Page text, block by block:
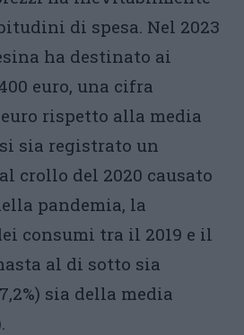
di spesa. Nel 2023
ha destinato ai
euro, una cifra
rispetto alla media
sia registrato un
crollo del 2020 causato
pandemia, la
consumi tra il 2019 e il
al di sotto sia
sia della media